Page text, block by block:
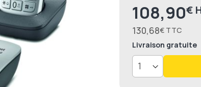
Livraison gratuite
108,90€
130,68€